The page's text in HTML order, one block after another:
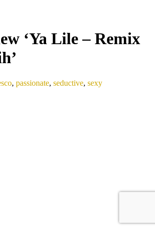
‘Ya Lile – Remix
, passionate, seductive, sexy